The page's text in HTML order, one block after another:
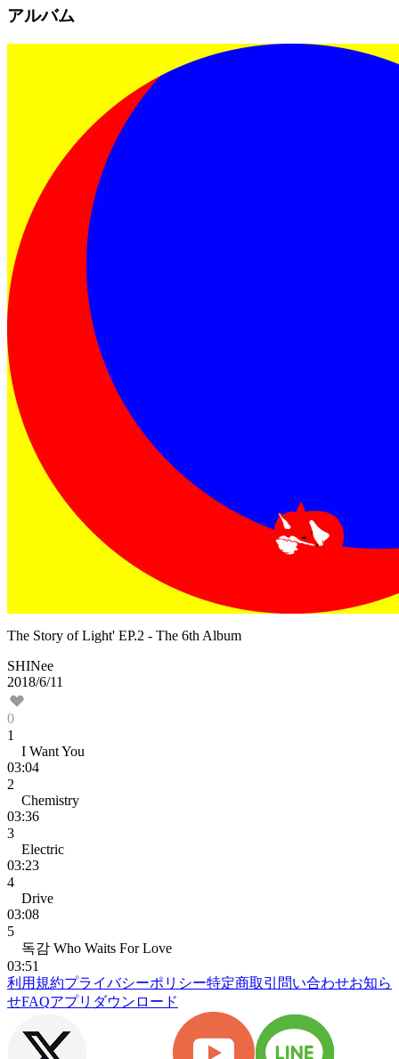
アルバム
The Story of Light' EP.2 - The 6th Album
SHINee
2018/6/11
0
1
I Want You
03:04
2
Chemistry
03:36
3
Electric
03:23
4
Drive
03:08
5
독감 Who Waits For Love
03:51
利用規約プライバシーポリシー特定商取引 問い合わせお知ら
せFAQアプリダウンロード